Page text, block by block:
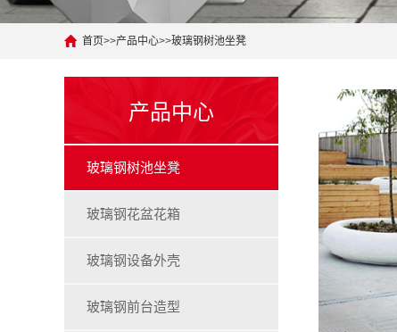
首页>>产品中心>>玻璃钢树池坐凳
产品中心
玻璃钢树池坐凳
玻璃钢花盆花箱
玻璃钢设备外壳
玻璃钢前台造型